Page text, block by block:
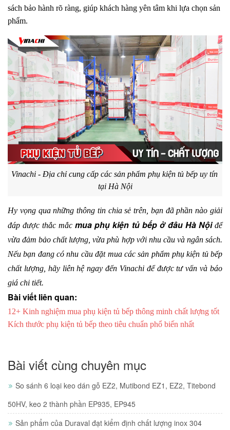
sách bảo hành rõ ràng, giúp khách hàng yên tâm khi lựa chọn sản
phẩm.
Vinachi - Địa chỉ cung cấp các sản phẩm phụ kiện tủ bếp uy tín
tại Hà Nội
Hy vọng qua những thông tin chia sẻ trên, bạn đã phần nào giải
đáp được thắc mắc mua phụ kiện tủ bếp ở đâu Hà Nội để
vừa đảm bảo chất lượng, vừa phù hợp với nhu cầu và ngân sách.
Nếu bạn đang có nhu cầu đặt mua các sản phẩm phụ kiện tủ bếp
chất lượng, hãy liên hệ ngay đến Vinachi để được tư vấn và báo
giá chi tiết.
Bài viết liên quan:
12+ Kinh nghiệm mua phụ kiện tủ bếp thông minh chất lượng tốt
Kích thước phụ kiện tủ bếp theo tiêu chuẩn phổ biến nhất
Bài viết cùng chuyên mục
So sánh 6 loại keo dán gỗ EZ2, Mutibond EZ1, EZ2, Titebond
50HV, keo 2 thành phần EP935, EP945
Sản phẩm của Duraval đạt kiểm định chất lượng inox 304